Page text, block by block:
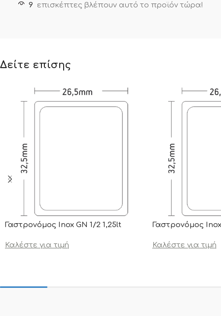
9 επισκέπτες βλέπουν αυτό το προϊόν τώρα!
Δείτε επίσης
Γαστρονόμος Inox GN 1/2 1,25lt
Καλέστε για τιμή
Γαστρονόμος
Καλέστε για τιμή